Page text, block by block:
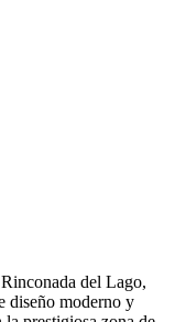
del Lago,
diseño moderno y